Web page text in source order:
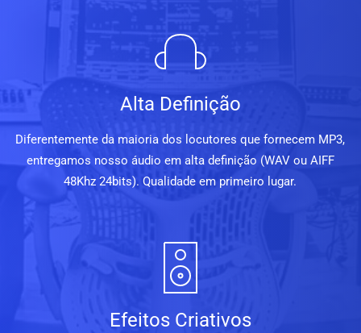
Alta Definição
Diferentemente da maioria dos locutores que fornecem MP3,
entregamos nosso áudio em alta definição (WAV ou AIFF
48Khz 24bits). Qualidade em primeiro lugar.
Efeitos Criativos